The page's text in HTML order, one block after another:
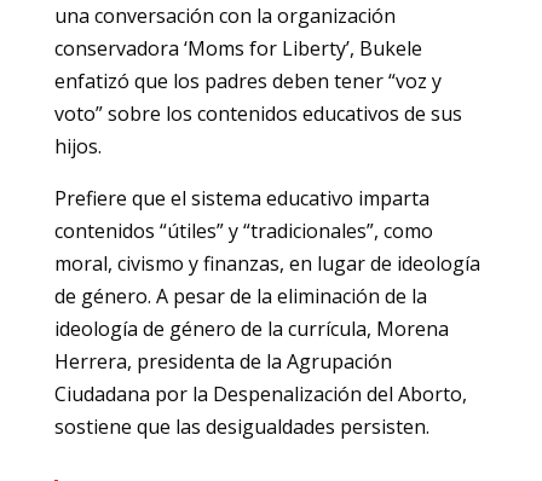
una conversación con la organización
conservadora ‘Moms for Liberty’, Bukele
enfatizó que los padres deben tener “voz y
voto” sobre los contenidos educativos de sus
hijos.
Prefiere que el sistema educativo imparta
contenidos “útiles” y “tradicionales”, como
moral, civismo y finanzas, en lugar de ideología
de género. A pesar de la eliminación de la
ideología de género de la currícula, Morena
Herrera, presidenta de la Agrupación
Ciudadana por la Despenalización del Aborto,
sostiene que las desigualdades persisten.